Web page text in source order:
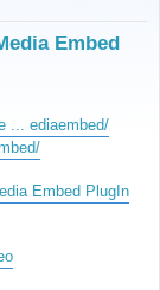
Embed
... ediaembed/
Embed PlugIn